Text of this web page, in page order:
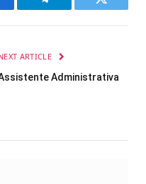
Telegram Twitter
ARTICLE
Administrativa